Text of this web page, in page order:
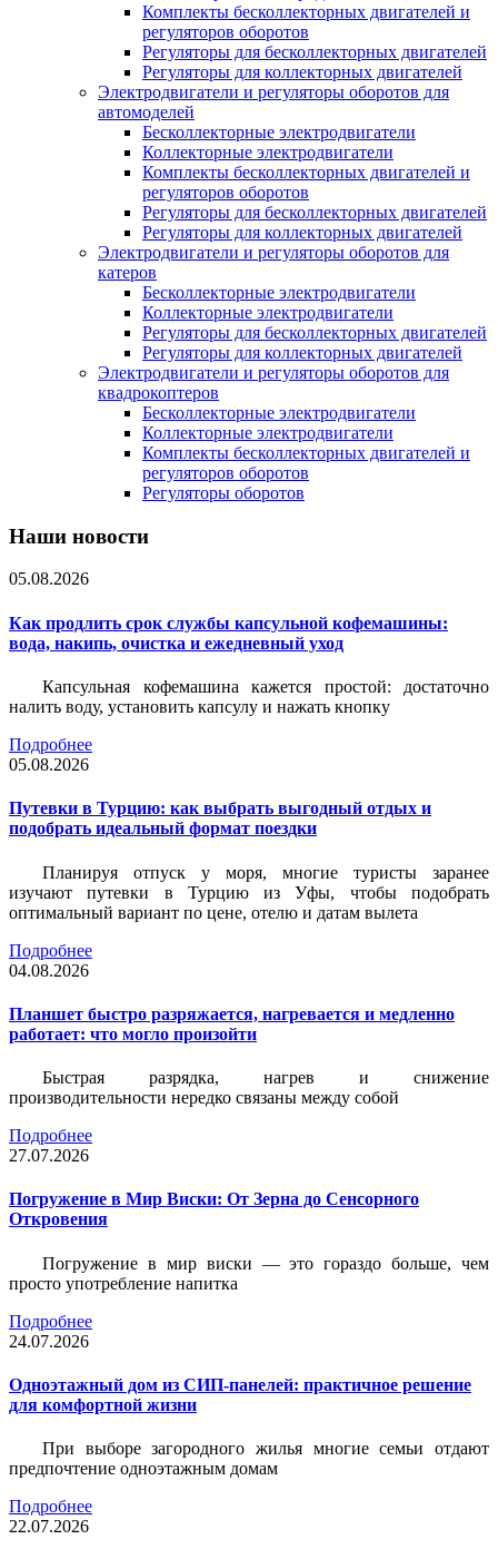
Комплекты бесколлекторных двигателей и
регуляторов оборотов
Регуляторы для бесколлекторных двигателей
Регуляторы для коллекторных двигателей
Электродвигатели и регуляторы оборотов для
автомоделей
Бесколлекторные электродвигатели
Коллекторные электродвигатели
Комплекты бесколлекторных двигателей и
регуляторов оборотов
Регуляторы для бесколлекторных двигателей
Регуляторы для коллекторных двигателей
Электродвигатели и регуляторы оборотов для
катеров
Бесколлекторные электродвигатели
Коллекторные электродвигатели
Регуляторы для бесколлекторных двигателей
Регуляторы для коллекторных двигателей
Электродвигатели и регуляторы оборотов для
квадрокоптеров
Бесколлекторные электродвигатели
Коллекторные электродвигатели
Комплекты бесколлекторных двигателей и
регуляторов оборотов
Регуляторы оборотов
Наши новости
05.08.2026
Как продлить срок службы капсульной кофемашины:
вода, накипь, очистка и ежедневный уход
Капсульная кофемашина кажется простой: достаточно
налить воду, установить капсулу и нажать кнопку
Подробнее
05.08.2026
Путевки в Турцию: как выбрать выгодный отдых и
подобрать идеальный формат поездки
Планируя отпуск у моря, многие туристы заранее
изучают путевки в Турцию из Уфы, чтобы подобрать
оптимальный вариант по цене, отелю и датам вылета
Подробнее
04.08.2026
Планшет быстро разряжается, нагревается и медленно
работает: что могло произойти
Быстрая разрядка, нагрев и снижение
производительности нередко связаны между собой
Подробнее
27.07.2026
Погружение в Мир Виски: От Зерна до Сенсорного
Откровения
Погружение в мир виски — это гораздо больше, чем
просто употребление напитка
Подробнее
24.07.2026
Одноэтажный дом из СИП-панелей: практичное решение
для комфортной жизни
При выборе загородного жилья многие семьи отдают
предпочтение одноэтажным домам
Подробнее
22.07.2026